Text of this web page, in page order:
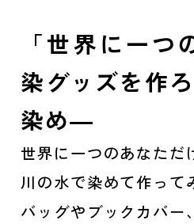
「世界に一つ
染グッズを作
染め―
世界に一つのあなただ
川の水で染めて作って
バッグやブックカバー